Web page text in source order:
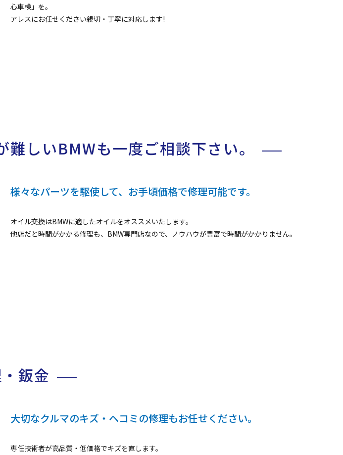
心車検」を。
アレスにお任せください親切・丁寧に対応します!
難しいBMWも一度ご相談下さい。
様々なパーツを駆使して、お手頃価格で修理可能です。
オイル交換はBMWに適したオイルをオススメいたします。
他店だと時間がかかる修理も、BMW専門店なので、ノウハウが豊富で時間がかかりません。
鈑金
大切なクルマのキズ・ヘコミの修理もお任せください。
専任技術者が高品質・低価格でキズを直します。